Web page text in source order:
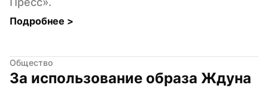
Подробнее >
Общество
За использование образа Ждуна